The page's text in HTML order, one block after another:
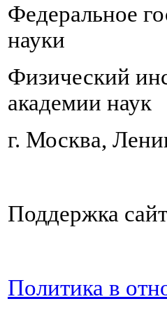
Федеральное
науки
Физический
академии наук
г. Москва,
Поддержка
Политика в